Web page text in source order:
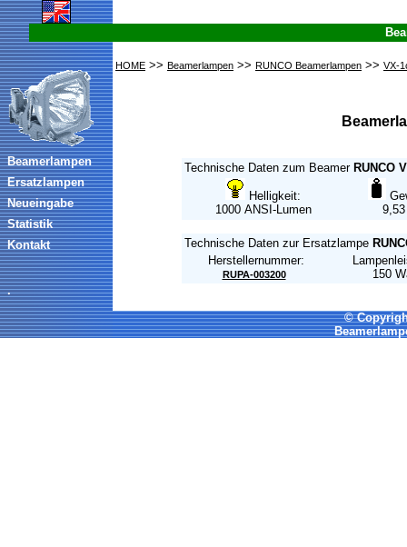
Beamerlampen
Ersatzlampen
Neueingabe
Statistik
Kontakt
.
HOME >> Beamerlampen >> RUNCO Beamerlampen >> VX-
Technische Daten zum Beamer RUNCO
Helligkeit:
1000 ANSI-Lumen
Technische Daten zur Ersatzlampe
Herstellernummer:
RUPA-003200
150
©